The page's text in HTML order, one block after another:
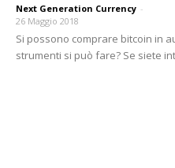
Next Generation Currency -
26 Maggio 2018
Si possono comprare bitcoin in
strumenti si può fare? Se siete